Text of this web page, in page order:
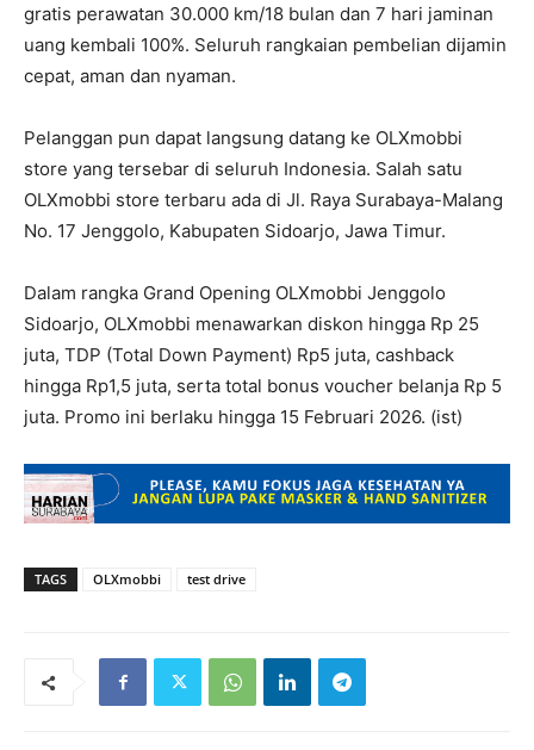
gratis perawatan 30.000 km/18 bulan dan 7 hari jaminan
uang kembali 100%. Seluruh rangkaian pembelian dijamin
cepat, aman dan nyaman.
Pelanggan pun dapat langsung datang ke OLXmobbi
store yang tersebar di seluruh Indonesia. Salah satu
OLXmobbi store terbaru ada di Jl. Raya Surabaya-Malang
No. 17 Jenggolo, Kabupaten Sidoarjo, Jawa Timur.
Dalam rangka Grand Opening OLXmobbi Jenggolo
Sidoarjo, OLXmobbi menawarkan diskon hingga Rp 25
juta, TDP (Total Down Payment) Rp5 juta, cashback
hingga Rp1,5 juta, serta total bonus voucher belanja Rp 5
juta. Promo ini berlaku hingga 15 Februari 2026. (ist)
TAGS OLXmobbi test drive